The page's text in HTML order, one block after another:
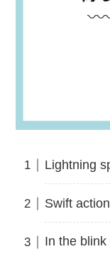
Lightning
Swift
In the blink